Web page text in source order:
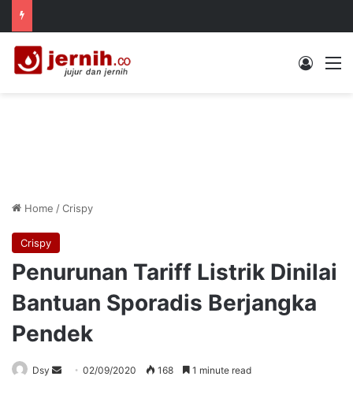
Log In
Home /Crispy
Crispy
Penurunan Tariff Listrik Dinilai
Bantuan Sporadis Berjangka
Pendek
Dsy
Send02/09/2020 168 1 minute read